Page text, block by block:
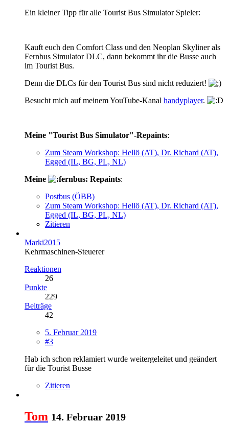
Ein kleiner Tipp für alle Tourist Bus Simulator Spieler:
Kauft euch den Comfort Class und den Neoplan Skyliner als
Fernbus Simulator DLC, dann bekommt ihr die Busse auch
im Tourist Bus.
Denn die DLCs für den Tourist Bus sind nicht reduziert!
Besucht mich auf meinem YouTube-Kanal handyplayer.
Meine "Tourist Bus Simulator"-Repaints:
Zum Steam Workshop: Hellö (AT), Dr. Richard (AT),
Egged (IL, BG, PL, NL)
Meine
Repaints:
Postbus (ÖBB)
Zum Steam Workshop: Hellö (AT), Dr. Richard (AT),
Egged (IL, BG, PL, NL)
Zitieren
Marki2015
Kehrmaschinen-Steuerer
Reaktionen
26
Punkte
229
Beiträge
42
5. Februar 2019
#3
Hab ich schon reklamiert wurde weitergeleitet und geändert
für die Tourist Busse
Zitieren
Tom 14. Februar 2019